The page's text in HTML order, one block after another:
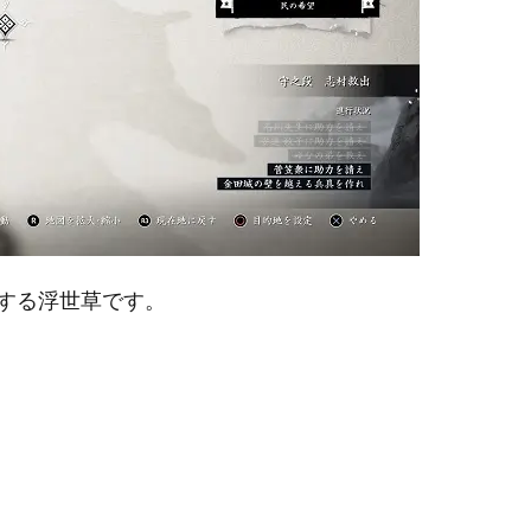
浮世草です。